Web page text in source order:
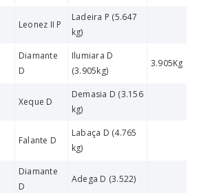
Leonez II P
Ladeira P (5.647
kg)
Diamante
D
Ilumiara D
(3.905kg)
3.905Kg
Xeque D
Demasia D (3.156
kg)
Falante D
Labaça D (4.765
kg)
Diamante
D
Adega D (3.522)